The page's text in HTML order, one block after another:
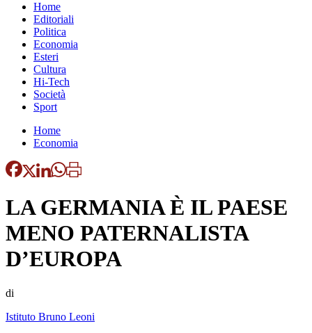
Home
Editoriali
Politica
Economia
Esteri
Cultura
Hi-Tech
Società
Sport
Home
Economia
LA GERMANIA È IL PAESE
MENO PATERNALISTA
D’EUROPA
di
Istituto Bruno Leoni